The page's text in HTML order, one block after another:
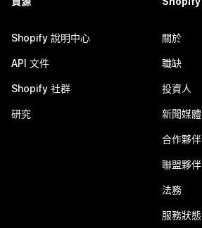
Shopify 說明中心
API 文件
Shopify 社群
研究
關於
職缺
投資人
新聞媒體
合作夥伴
聯盟夥伴
法務
服務狀態